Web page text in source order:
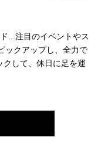
...注目のイベントやス
ックアップし、全力で
して、休日に足を運